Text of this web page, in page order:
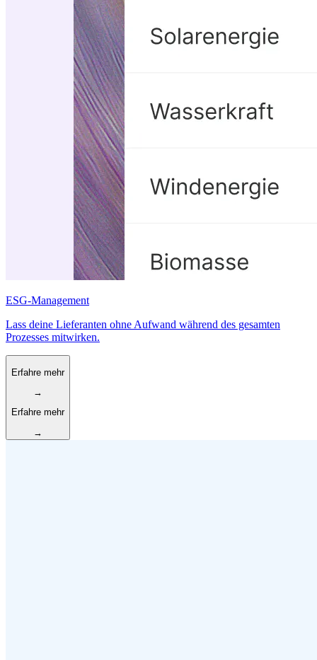
ESG-Management
Lass deine Lieferanten ohne Aufwand während des gesamten
Prozesses mitwirken.
Erfahre mehr
→
Erfahre mehr
→